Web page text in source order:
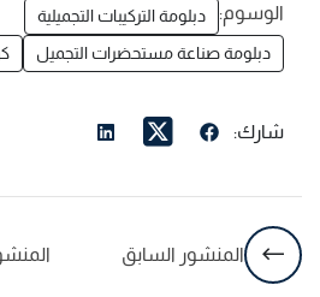
الوسوم:
دبلومة التركيبات التجميلية
دبلومة صناعة مستحضرات التجميل
شارك:
المنشور السابق